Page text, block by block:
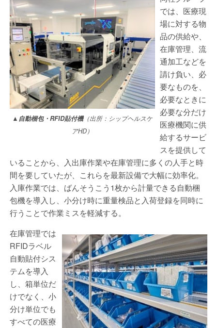
▲自動梱包・RFID貼付機（出所：シップヘルスケ
アHD）
では、医療現
場に対する物
品の供給や、
在庫管理、流
通加工などを
請け負い、必
要なものを、
必要なときに
必要な分だけ
医療機関に供
給するサービ
スを提供して
いることから、入出庫作業や在庫管理に多くの人手と時
間を要していたが、これらを最新設備で大幅に効率化。
入庫作業では、ばんそうこう1枚から計量できる自動梱
包機を導入し、小分け時に重量検品と入荷登録を同時に
行うことで作業ミスを軽減する。
在庫管理では
RFIDラベル
自動貼付シス
テムを導入
し、箱単位だ
けでなく、小
分け単位でも
すべての医療